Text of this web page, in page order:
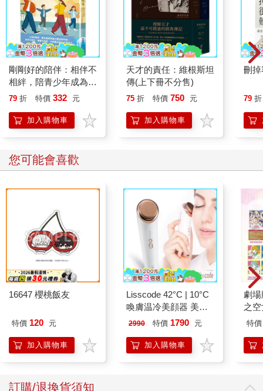
剛剛好的陪伴：相伴不
相絆，陪青少年成為想
要的自己
79 折 特價 332 元
加入購物車
天才的責任：維根斯坦
傳(上下冊不分售)
75 折 特價 750 元
加入購物車
刪
79 折
您可能會喜歡
16647 櫻桃飯友
特價 120 元
加入購物車
Lisscode 42°C | 10°C
喚膚温冷美顔器 美膚
儀
2990 特價 1790 元
加入購物車
劇
之
樂
組
特價
訂購/退換貨須知